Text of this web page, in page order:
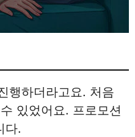
행하더라고요. 처음
있었어요. 프로모션
다.